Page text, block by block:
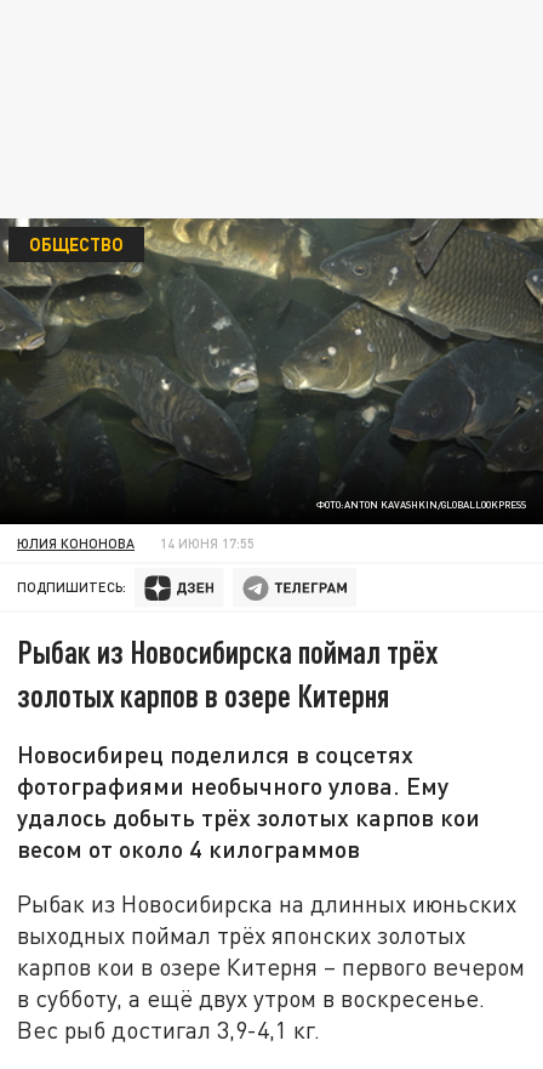
ФОТО:ANTON KAVASHKIN/GLOBALLOOKPRESS
ОБЩЕСТВО
ЮЛИЯ КОНОНОВА 14 ИЮНЯ 17:55
ПОДПИШИТЕСЬ:
Рыбак из Новосибирска поймал трёх
золотых карпов в озере Китерня
Новосибирец поделился в соцсетях
фотографиями необычного улова. Ему
удалось добыть трёх золотых карпов кои
весом от около 4 килограммов
Рыбак из Новосибирска на длинных июньских
выходных поймал трёх японских золотых
карпов кои в озере Китерня – первого вечером
в субботу, а ещё двух утром в воскресенье.
Вес рыб достигал 3,9-4,1 кг.